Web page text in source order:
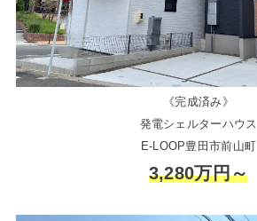
《完成済み》
発電シェルターハウス
E-LOOP豊田市前山町
3,280万円～